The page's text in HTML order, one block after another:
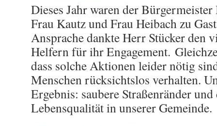
Dieses Jahr waren der
Frau Kautz und Frau Heibach zu
Ansprache dankte Herr Stücker den
Helfern für ihr Engagement.
dass solche Aktionen leider nötig
Menschen rücksichtslos verhalten.
Ergebnis: saubere Straßenränder
Lebensqualität in unserer Gemeinde.